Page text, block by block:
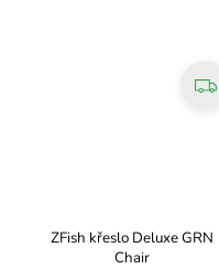
ZFish křeslo Deluxe GRN
Chair